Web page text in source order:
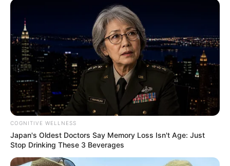
fiquem bem firmes.
7. Para fazer o acabamento, corte um retângulo
COGNITIVE WELLNESS
Japan's Oldest Doctors Say Memory Loss Isn't Age: Just
Stop Drinking These 3 Beverages